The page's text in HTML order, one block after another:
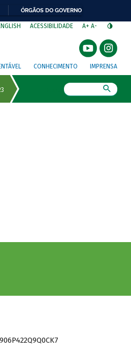
ÓRGÃOS DO GOVERNO
ACESSIBILIDADE A+ A-
CONHECIMENTO IMPRENSA